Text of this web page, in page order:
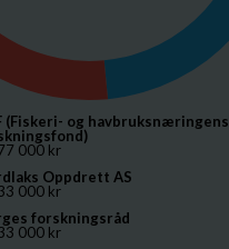
(Fiskeri- og havbruksnæringens
000 kr
Oppdrett AS
000 kr
forskningsråd
000 kr